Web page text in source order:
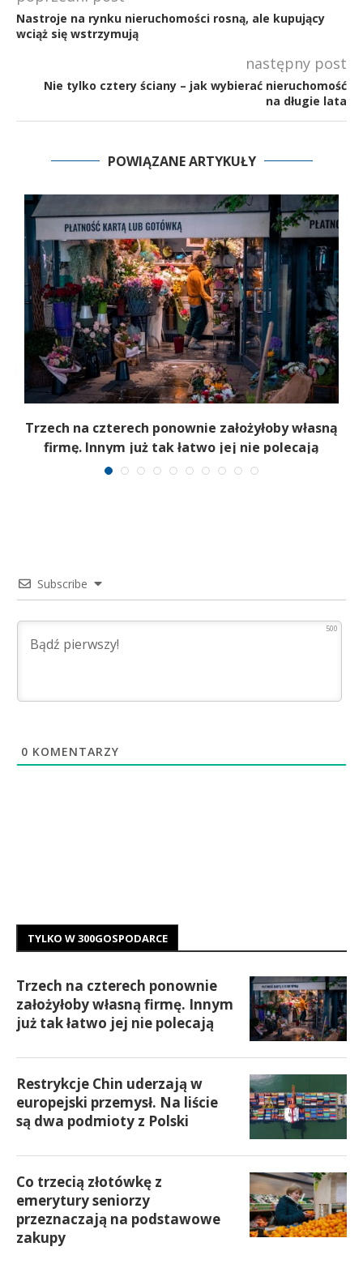
Nastroje na rynku nieruchomości rosną, ale kupujący
wciąż się wstrzymują
następny post
Nie tylko cztery ściany – jak wybierać nieruchomość
na długie lata
POWIĄZANE ARTYKUŁY
Trzech na czterech ponownie założyłoby własną
firmę. Innym już tak łatwo jej nie polecają
Subscribe
500
0 KOMENTARZY
TYLKO W 300GOSPODARCE
Trzech na czterech ponownie
założyłoby własną firmę. Innym
już tak łatwo jej nie polecają
Restrykcje Chin uderzają w
europejski przemysł. Na liście
są dwa podmioty z Polski
Co trzecią złotówkę z
emerytury seniorzy
przeznaczają na podstawowe
zakupy